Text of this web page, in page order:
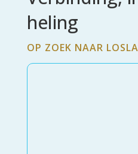
heling
OP ZOEK NAAR